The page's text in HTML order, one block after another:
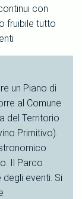
con
fruibile tutto
un Piano di
al Comune
del Territorio
Primitivo).
Il Parco
eventi. Si